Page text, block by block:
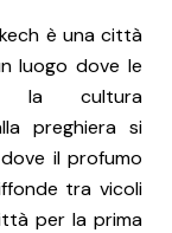
è una città
luogo dove le
la cultura
preghiera si
il profumo
tra vicoli
per la prima